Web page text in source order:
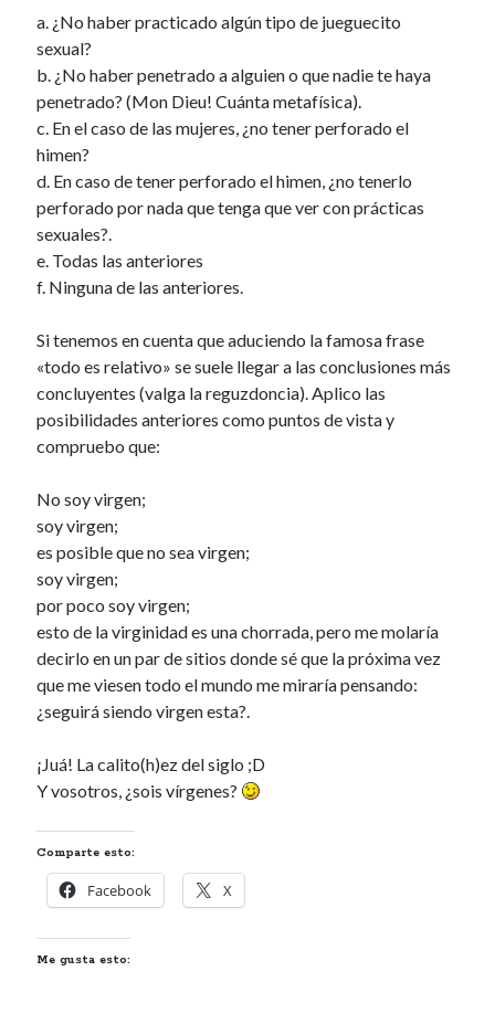
a. ¿No haber practicado algún tipo de jueguecito
sexual?
b. ¿No haber penetrado a alguien o que nadie te haya
penetrado? (Mon Dieu! Cuánta metafísica).
c. En el caso de las mujeres, ¿no tener perforado el
himen?
d. En caso de tener perforado el himen, ¿no tenerlo
perforado por nada que tenga que ver con prácticas
sexuales?.
e. Todas las anteriores
f. Ninguna de las anteriores.
Si tenemos en cuenta que aduciendo la famosa frase
«todo es relativo» se suele llegar a las conclusiones más
concluyentes (valga la reguzdoncia). Aplico las
posibilidades anteriores como puntos de vista y
compruebo que:
No soy virgen;
soy virgen;
es posible que no sea virgen;
soy virgen;
por poco soy virgen;
esto de la virginidad es una chorrada, pero me molaría
decirlo en un par de sitios donde sé que la próxima vez
que me viesen todo el mundo me miraría pensando:
¿seguirá siendo virgen esta?.
¡Juá! La calito(h)ez del siglo ;D
Y vosotros, ¿sois vírgenes?
Comparte esto:
Facebook X
Me gusta esto: